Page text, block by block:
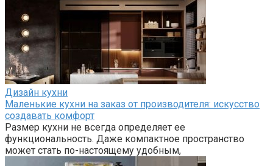
Дизайн кухни
Маленькие кухни на заказ от производителя: искусство
создавать комфорт
Размер кухни не всегда определяет ее
функциональность. Даже компактное пространство
может стать по-настоящему удобным,